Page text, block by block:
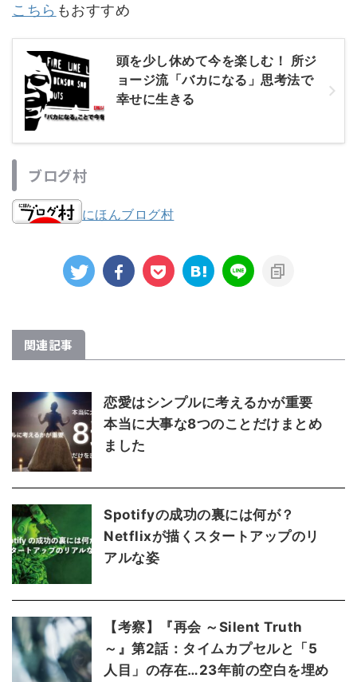
こちら もおすすめ
頭を少し休めて今を楽しむ！ 所ジ
ョージ流「バカになる」思考法で
幸せに生きる
ブログ村
にほんブログ村
関連記事
恋愛はシンプルに考えるかが重要
本当に大事な8つのことだけまとめ
ました
Spotifyの成功の裏には何が？
Netflixが描くスタートアップのリ
アルな姿
【考察】『再会 ～Silent Truth
～』第2話：タイムカプセルと「5
人目」の存在…23年前の空白を埋め